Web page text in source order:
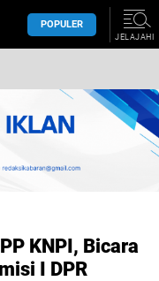
POPULER
JELAJAHI
KNPI, Bicara
I DPR